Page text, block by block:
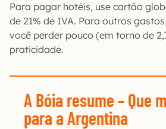
Para pagar hotéis, use cartão
de 21% de IVA. Para outros
você perder pouco (em torno de
praticidade.
A Bóia resume– Que
para a Argentina